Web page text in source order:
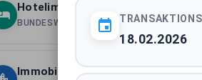
Hotelimmobilien Deutschland
BUNDESWEITE ASSETKLASSE
Immobilientransaktionen Berlin
18.02.2026